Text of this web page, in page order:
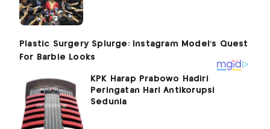
KPK Harap Prabowo Hadiri
Peringatan Hari Antikorupsi
Sedunia